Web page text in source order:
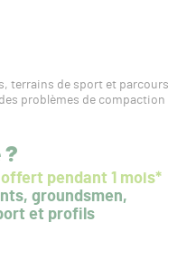
terrains de sport et parcours
problèmes de compaction
?
pendant 1 mois*
groundsmen,
et profils